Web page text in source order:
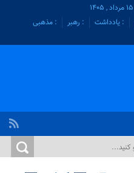
: یادداشت : رهبر
: مذهبی